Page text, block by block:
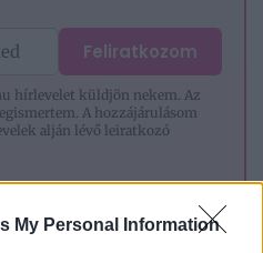
My Personal Information
Feliratkozom
hírlevelet küldjön nekem. Az
A hozzájárulásom
alján lévő leiratkozó